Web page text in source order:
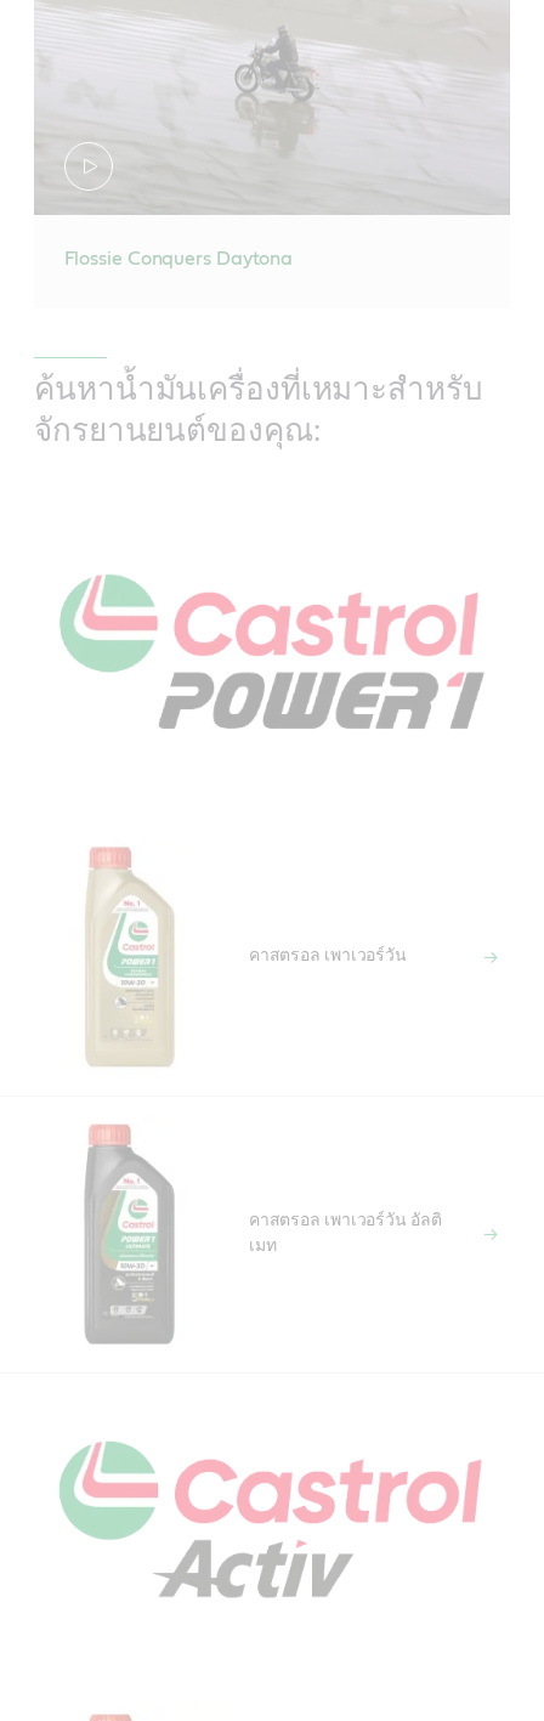
Flossie Conquers Daytona
ค้นหาน้ำมันเครื่องที่เหมาะสำหรับ
จักรยานยนต์ของคุณ:
คาสตรอล เพาเวอร์วัน
คาสตรอล เพาเวอร์วัน อัลติ
เมท